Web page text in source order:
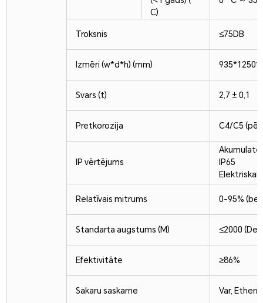
C)
Troksnis ≤75DB
Izmēri (w*d*h) (mm)
Svars (t) 2,7 ± 0,1
Pretkorozija C4/C5
IP vērtējums
IP65
Relatīvais mitrums 0-95%
Standarta augstums (M) ≤2000
Efektivitāte ≥86%
Sakaru saskarne Var,